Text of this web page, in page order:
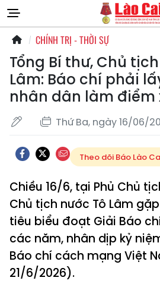
CHÍNH TRỊ - THỜI SỰ
Tổng Bí thư, Chủ
Lâm: Báo chí phải
nhân dân làm
Thứ Ba, ngày 16/06/
Theo dõi Báo Lào
Chiều 16/6, tại Phủ Chủ
Chủ tịch nước Tô Lâm
tiêu biểu đoạt Giải Báo
các năm, nhân dịp kỷ
Báo chí cách mạng Việt
21/6/2026).